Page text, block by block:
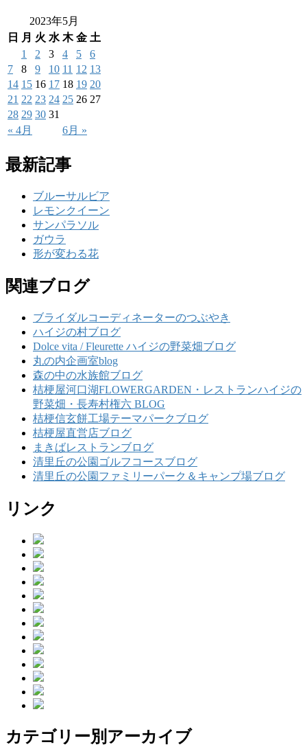
2023年5月
日
月 火 水 木 金 土
« 4月 6月 »
1 2 3 4 5
6
7
8 9 10 11 12 13
14 15 16 17 18 19 20
21 22 23 24 25 26 27
28 29 30 31
最新記事
ブルーサルビア
レモンクイーン
サンパラソル
ガウラ
形が変わる花
関連ブログ
ブライダルコーディネーターのつぶやき
ハイジの村ブログ
Dolce vita / Fleurette ハイジの野菜畑ブログ
丸の内企画室blog
森の中の水族館ブログ
桔梗屋河口湖FLOWERGARDEN・レストランハイジの
野菜畑・長寿村権六 BLOG
桔梗信玄餅工場テーマパークブログ
桔梗屋直営店ブログ
まきばレストランブログ
清里丘の公園ゴルフコースブログ
清里丘の公園ファミリーパーク＆キャンプ場ブログ
リンク
カテゴリー別アーカイブ